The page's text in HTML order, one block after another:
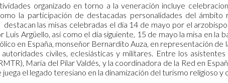
organizado en torno a la veneración incluye
la participación de destacadas personalidades del
las misas celebradas el día 14 de mayo por el
Luis Argüello, así como el día siguiente, 15 de mayo la misa en
en España, monseñor Bernardito Auza, en representación
civiles, eclesiásticas y militares. Entre los
María del Pilar Valdés, y la coordinadora de la Red en
el legado teresiano en la dinamización del turismo religioso y